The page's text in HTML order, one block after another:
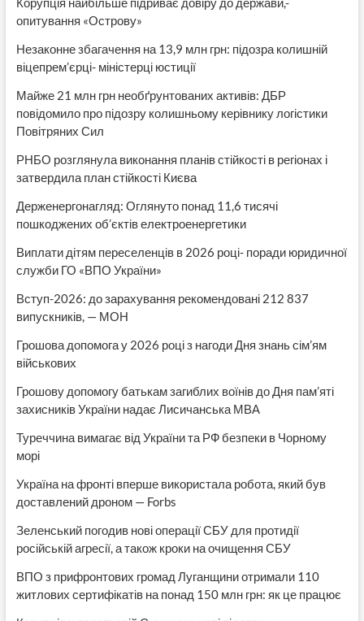
опитування «Острову»
Незаконне збагачення на 13,9 млн грн: підозра колишній
віцепрем’єрці- міністерці юстиції
Майже 21 млн грн необґрунтованих активів: ДБР
повідомило про підозру колишньому керівнику логістики
Повітряних Сил
РНБО розглянула виконання планів стійкості в регіонах і
затвердила план стійкості Києва
Держенергонагляд: Оглянуто понад 11,6 тисячі
пошкоджених об’єктів електроенергетики
Виплати дітям переселенців в 2026 році- поради юридичної
служби ГО «ВПО України»
Вступ-2026: до зарахування рекомендовані 212 837
випускників, — МОН
Грошова допомога у 2026 році з нагоди Дня знань сім’ям
військових
Грошову допомогу батькам загиблих воїнів до Дня пам’яті
захисників України надає Лисичанська МВА
Туреччина вимагає від України та РФ безпеки в Чорному
морі
Україна на фронті вперше використала робота, який був
доставлений дроном — Forbs
Зеленський погодив нові операції СБУ для протидії
російській агресії, а також кроки на очищення СБУ
ВПО з прифронтових громад Луганщини отримали 110
житлових сертифікатів на понад 150 млн грн: як це працює